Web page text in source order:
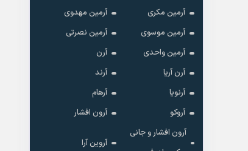
آرمین مکری
آرمین مهدوی
آرمین موسوی
آرمین نصرتی
آرمین واحدی
آرن
آرن آریا
آرند
آرنویا
آرهام
آروکو
آرون افشار
آرون افشار و جانی
آروین آرا